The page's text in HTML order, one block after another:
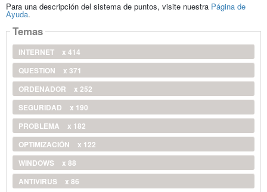
Para una descripción del sistema de puntos, visite nuestra Página de
Ayuda.
Temas
INTERNET
x 414
QUESTION
x 371
ORDENADOR
x 252
SEGURIDAD
x 190
PROBLEMA
x 182
OPTIMIZACIÓN
x 122
WINDOWS
x 88
ANTIVIRUS
x 86